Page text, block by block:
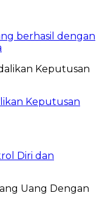
berhasil dengan
Keputusan
Diri dan